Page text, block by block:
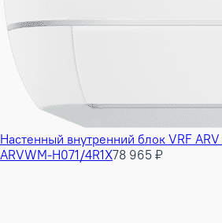
Настенный внутренний блок VRF
ARVWM-H071/4R1X78 965 ₽